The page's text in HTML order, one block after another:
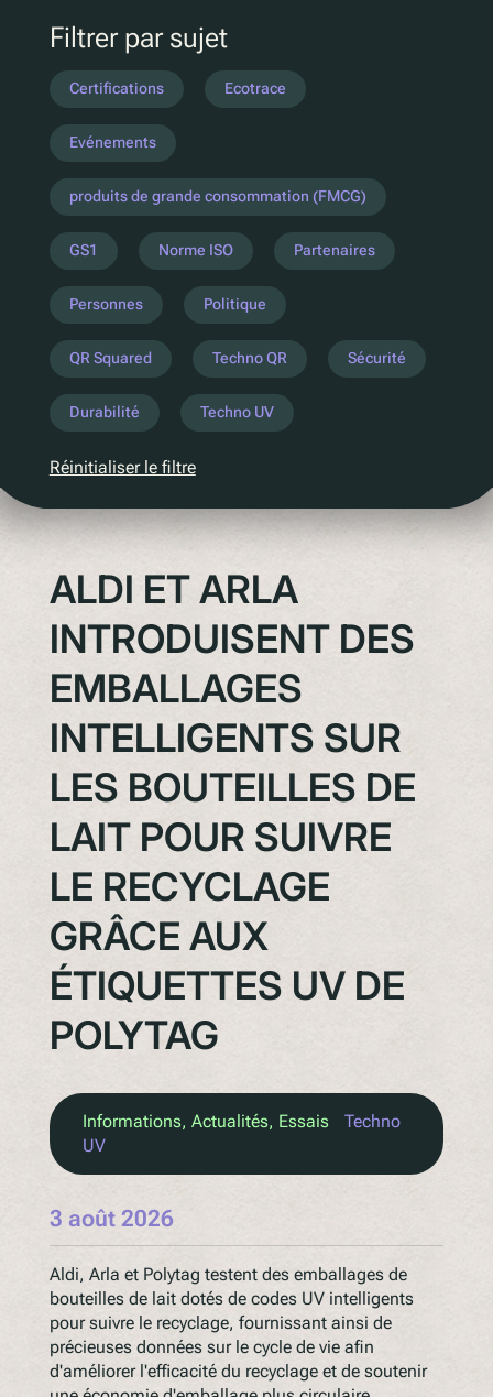
Citeo
Ocado
Co-Op
One Water
Comprenez la législation à venir
PPWR
SB54
la REP
ESPR
Partenaires
QR Squared par Polytag
Filtrer par sujet
Certifications Ecotrace
Evénements
produits de grande consommation (FMCG)
GS1 Norme ISO Partenaires
Personnes Politique
QR Squared Techno QR Sécurité
Durabilité Techno UV
Réinitialiser le filtre
ALDI ET ARLA
INTRODUISENT DES
EMBALLAGES
INTELLIGENTS SUR
LES BOUTEILLES DE
LAIT POUR SUIVRE
LE RECYCLAGE
GRÂCE AUX
ÉTIQUETTES UV DE
POLYTAG
Informations, Actualités, Essais
Techno
UV
3 août 2026
Aldi, Arla et Polytag testent des emballages de
bouteilles de lait dotés de codes UV intelligents
pour suivre le recyclage, fournissant ainsi de
précieuses données sur le cycle de vie afin
d'améliorer l'efficacité du recyclage et de soutenir